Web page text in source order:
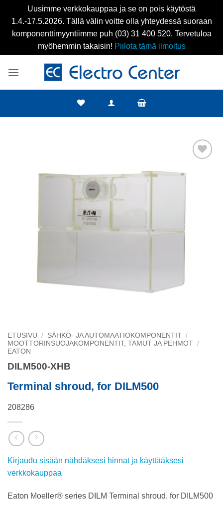
Uusimme verkkokauppaa ja se on pois käytöstä
1.4.-17.5.2026. Tällä välin voitte olla yhteydessä suoraan
komponenttimyyntiimme puh (03) 31 400 520. Tervetuloa
myöhemmin takaisin! Piilota tämä ilmoitus
ETUSIVU / SÄHKÖ- JA AUTOMAATIOKOMPONENTIT /
MOOTTORINSUOJAKOMPONENTIT, TAMUT JA PEHMOT /
EATON
DILM500-XHB
Terminal shroud, for DILM500
208286
Kirjaudu sisään nähdäksesi hinnat ja käyttääksesi
verkkokauppaa
Eaton Moeller® series DILM Terminal shroud, for DILM500